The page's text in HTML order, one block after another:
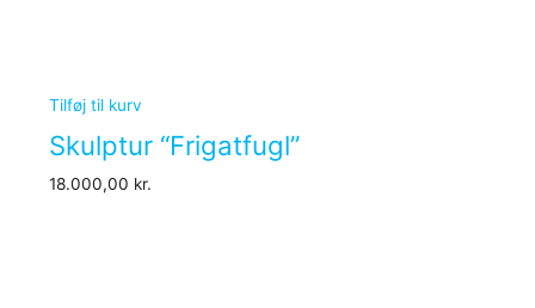
Tilføj til kurv
Skulptur “Frigatfugl”
18.000,00 kr.